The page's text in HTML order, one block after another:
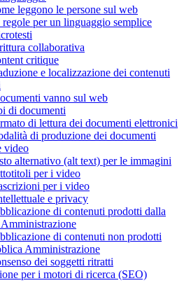
leggono le persone sul web
per un linguaggio semplice
collaborativa
critique
e localizzazione dei contenuti
vanno sul web
di documenti
di lettura dei documenti elettronici
di produzione dei documenti
video
alternativo (alt text) per le immagini
per i video
per i video
e privacy
di contenuti prodotti dalla
di contenuti non prodotti
Amministrazione
dei soggetti ritratti
per i motori di ricerca (SEO)